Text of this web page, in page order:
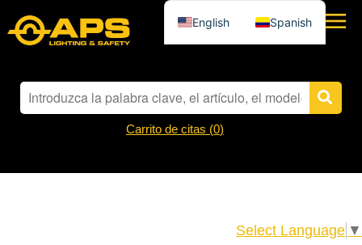
Carrito de citas (0)
Select Language ▼
English Spanish